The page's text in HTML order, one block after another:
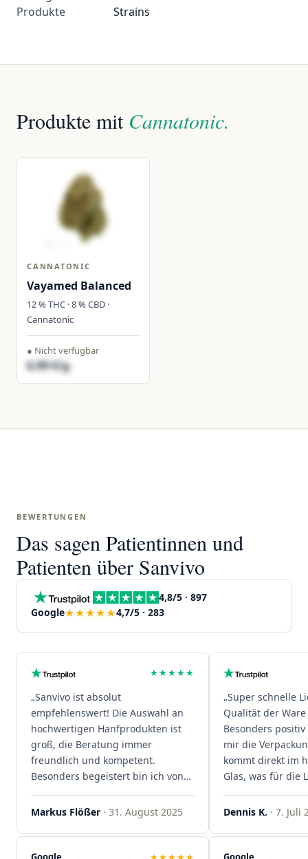
Produkte
Strains
Produkte mit Cannatonic.
CANNATONIC
Vayamed Balanced
12 % THC · 8 % CBD ·
Cannatonic
● Nicht verfügbar
6,99 €/g
BEWERTUNGEN
Das sagen Patientinnen und
Patienten über Sanvivo
4,8/5 · 897
Google★★★★★4,7/5 · 283
★★★★★
„Sanvivo ist absolut
empfehlenswert! Die Auswahl an
hochwertigen Hanfprodukten ist
groß, die Beratung immer
freundlich und kompetent.
Besonders begeistert bin ich von
der schnellen Rezeptannahme –
alles läuft unkompliziert und
sind extrem zügig, was mir jedes
Mal viel Zeit spart. Man merkt,
Markus Flößer · 31. August 2025
„Super schnelle
Qualität der
Besonders
mir die
kommt direkt im
Glas, was für die
ist. Ich bestelle
wieder!"
Dennis K. · 7. Juli